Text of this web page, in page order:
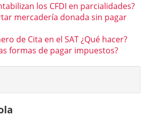
los CFDI en parcialidades?
mercadería donada sin pagar
de Cita en el SAT ¿Qué hacer?
formas de pagar impuestos?